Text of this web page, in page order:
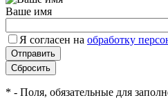
Ваше имя
Я согласен на обработку
* - Поля, обязательные для